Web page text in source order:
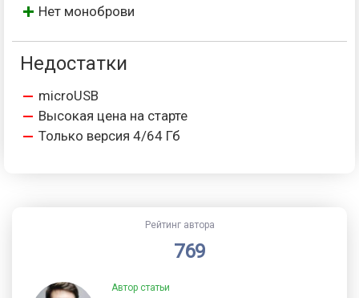
Нет моноброви
Недостатки
microUSB
Высокая цена на старте
Только версия 4/64 Гб
Рейтинг автора
769
Автор статьи